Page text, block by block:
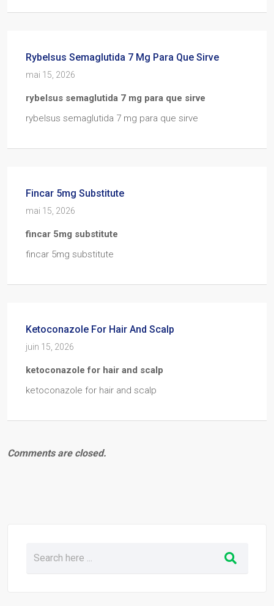
Rybelsus Semaglutida 7 Mg Para Que Sirve
mai 15, 2026
rybelsus semaglutida 7 mg para que sirve
rybelsus semaglutida 7 mg para que sirve
Fincar 5mg Substitute
mai 15, 2026
fincar 5mg substitute
fincar 5mg substitute
Ketoconazole For Hair And Scalp
juin 15, 2026
ketoconazole for hair and scalp
ketoconazole for hair and scalp
Comments are closed.